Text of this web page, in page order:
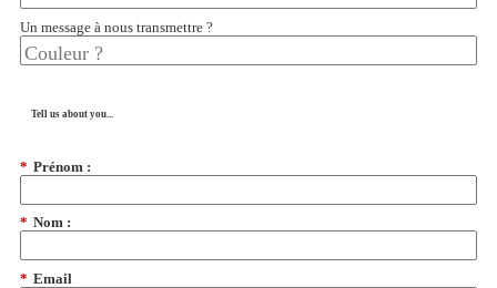
Un message à nous transmettre ?
Tell us about you...
* Prénom :
* Nom :
* Email